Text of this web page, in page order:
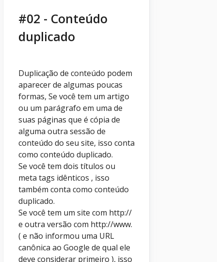
#02 - Conteúdo
duplicado
Duplicação de conteúdo podem
aparecer de algumas poucas
formas, Se você tem um artigo
ou um parágrafo em uma de
suas páginas que é cópia de
alguma outra sessão de
conteúdo do seu site, isso conta
como conteúdo duplicado.
Se você tem dois títulos ou
meta tags idênticos , isso
também conta como conteúdo
duplicado.
Se você tem um site com http://
e outra versão com http://www.
( e não informou uma URL
canônica ao Google de qual ele
deve considerar primeiro ), isso